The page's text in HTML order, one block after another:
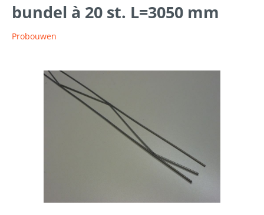
bundel à 20 st. L=3050 mm
Probouwen